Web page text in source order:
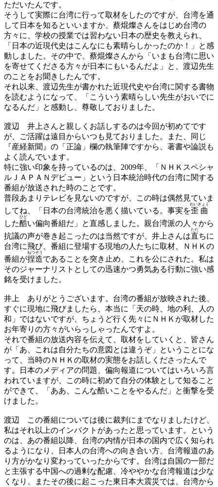
ただいたんです。
そうして実際に台湾に行って取材をしたのですが、台湾を通
して日本を知るといいますか、蔡焜燦さんをはじめ台湾の
方々に、学校の授業では習わない日本の歴史を教えられ、
「日本の近現代史はこんなにも素晴らしかったのか！」と感
動しました。その中で、蔡焜燦さんから「いまも台湾に思い
を寄せてくださる方々が日本にもいるんだよ」と、渡辺先生
のことをお聞きしたんです。
それ以来、渡辺先生が書かれた近現代史や台湾に関する書物
を読むようになって、「こういう素晴らしい先生がおいでに
なるんだ」と感動し、尊敬しておりました。
渡辺
井上さんと親しくお話しするのは今回が初めてです
が、ご活躍は遠目からいつも見ておりました。また、同じ
『産経新聞』の「正論」欄の執筆陣ですから、著書や論説も
よく読んでいます。
特に強い印象を持っているのは、2009年、「ＮＨＫスペシャ
ルＪＡＰＡＮデビュー」という日本統治時代の台湾に関する
番組が放送された時のことです。
普段あまりテレビを見ないのですが、この時は偶然見ていま
してね、「日本の台湾統治を悪く描いている。事実を歪曲
わいきょく
した酷
ひど
い偏向番組だ」と直感しました。親台湾派の人々から
抗議の声が巻き起こったのは当然ですが、井上さんは直
ただ
ちに
台湾に飛び、番組に登場する現地の人たちに取材、ＮＨＫの
番組が捏造
ねつぞう
であることを突き止め、これを公にされた。私は
そのジャーナリストとしての迅速かつ勇気ある行動に強い感
銘を受けました。
井上
ありがとうございます。台湾の番組が放映された後、
すぐに現地に飛びましたら、本当に「天の時、地の利、人の
和」ではないですが、ちょうど行く先々にＮＨＫが取材した
お年寄りの方々がいらっしゃったんですよ。
それで番組の放送内容を伝えて、取材をしていくと、皆さん
が「あ、これは自分たちの意図とは違うぞ」ということにな
って、当時のＮＨＫの取材の実態をお話しくださったんで
す。日本のメディアの問題、偏向報道についてはいろいろ言
われていますが、この時に初めて自分の体験として知ること
ができて、「ああ、こんな酷いことをやるんだ」と衝撃を受
けました。
渡辺
この番組については後に裁判にまでなりましたけど、
私はそれ以上のインパクトがあったと思っています。という
のは、あの番組以降、台湾の内情が日本の国内で広く知られ
るようになり、日本人の台湾への向き合い方、台湾報道のあ
り方がかなり変わっていったからです。台湾は自国の一部だ
と主張する中国への過剰な配慮、冷ややかな台湾報道は少な
くなり、またその後に起こった東日本大震災では、台湾から